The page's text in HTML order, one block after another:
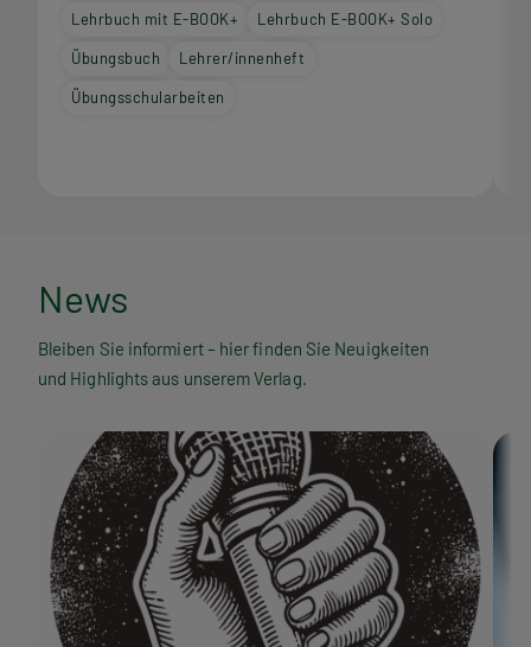
Lehrbuch mit E-BOOK+ Lehrbuch E-BOOK+ Solo
Übungsbuch Lehrer/innenheft
Übungsschularbeiten
N
e
w
News
Bleiben Sie informiert – hier finden Sie Neuigkeiten
und Highlights aus unserem Verlag.